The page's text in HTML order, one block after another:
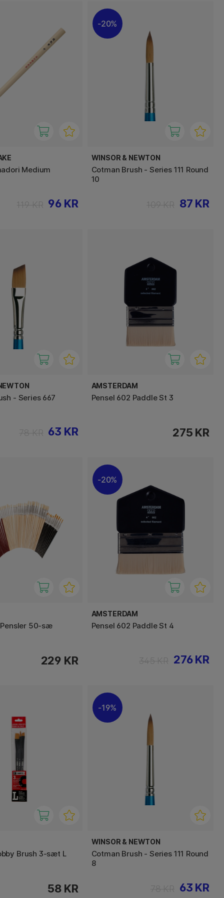
Medium
96 KR
20%
WINSOR & NEWTON
Cotman Brush - Series 111 Round
10
87 KR
- Series 667
63 KR
AMSTERDAM
Pensel 602 Paddle St 3
275 KR
50-sæ
229 KR
20%
AMSTERDAM
Pensel 602 Paddle St 4
276 KR
Brush 3-sæt L
58 KR
19%
WINSOR & NEWTON
Cotman Brush - Series 111 Round
8
63 KR